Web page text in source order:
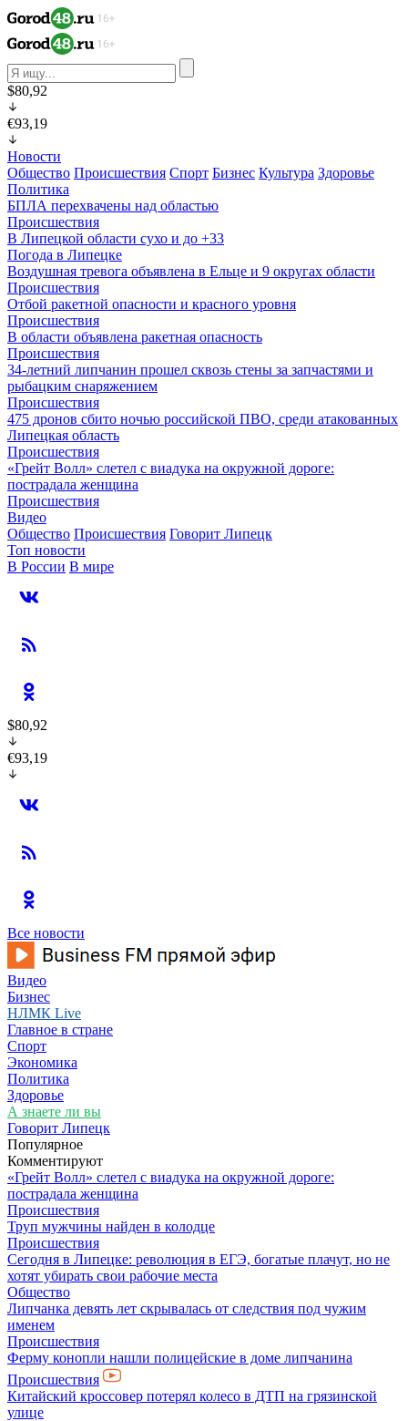
$80,92
€93,19
Новости
Общество Происшествия Спорт Бизнес Культура Здоровье
Политика
БПЛА перехвачены над областью
Происшествия
В Липецкой области сухо и до +33
Погода в Липецке
Воздушная тревога объявлена в Ельце и 9 округах области
Происшествия
Отбой ракетной опасности и красного уровня
Происшествия
В области объявлена ракетная опасность
Происшествия
34-летний липчанин прошел сквозь стены за запчастями и
рыбацким снаряжением
Происшествия
475 дронов сбито ночью российской ПВО, среди атакованных
Липецкая область
Происшествия
«Грейт Волл» слетел с виадука на окружной дороге:
пострадала женщина
Происшествия
Видео
Общество Происшествия Говорит Липецк
Топ новости
В России В мире
$80,92
€93,19
Все новости
Видео
Бизнес
НЛМК Live
Главное в стране
Спорт
Экономика
Политика
Здоровье
А знаете ли вы
Говорит Липецк
Популярное
Комментируют
«Грейт Волл» слетел с виадука на окружной дороге:
пострадала женщина
Происшествия
Труп мужчины найден в колодце
Происшествия
Сегодня в Липецке: революция в ЕГЭ, богатые плачут, но не
хотят убирать свои рабочие места
Общество
Липчанка девять лет скрывалась от следствия под чужим
именем
Происшествия
Ферму конопли нашли полицейские в доме липчанина
Происшествия
Китайский кроссовер потерял колесо в ДТП на грязинской
улице